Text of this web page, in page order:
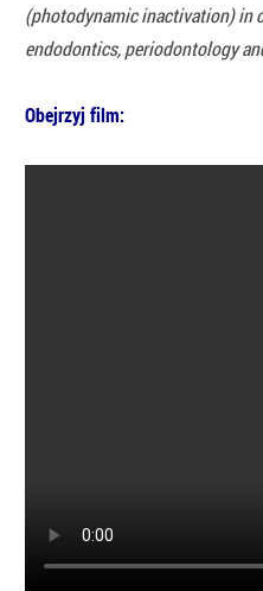
(photodynamic inactivation) in
endodontics, periodontology
Obejrzyj film: